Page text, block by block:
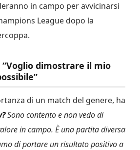
in campo per avvicinarsi
League dopo la
“Voglio dimostrare il mio
di un match del genere, ha
Sono contento e non vedo di
in campo. È una partita diversa
di portare un risultato positivo a